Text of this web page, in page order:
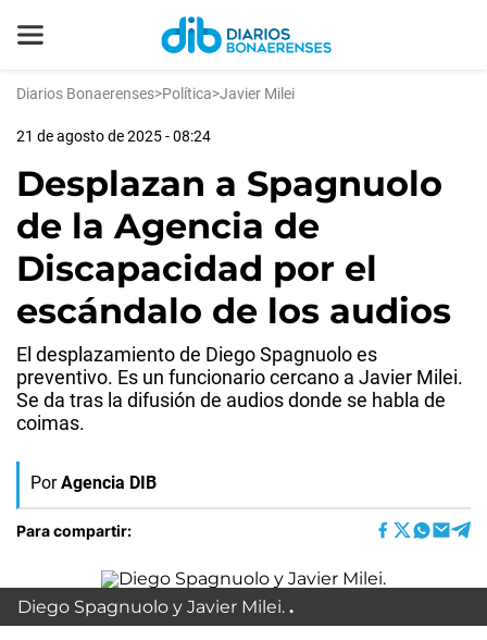
Diarios Bonaerenses>Política>Javier Milei
21 de agosto de 2025 - 08:24
Desplazan a Spagnuolo
de la Agencia de
Discapacidad por el
escándalo de los audios
El desplazamiento de Diego Spagnuolo es
preventivo. Es un funcionario cercano a Javier Milei.
Se da tras la difusión de audios donde se habla de
coimas.
Por Agencia DIB
Para compartir:
Diego Spagnuolo y Javier Milei.